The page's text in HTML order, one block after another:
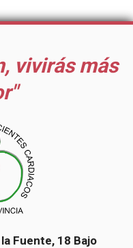
vivirás más
Fuente, 18 Bajo